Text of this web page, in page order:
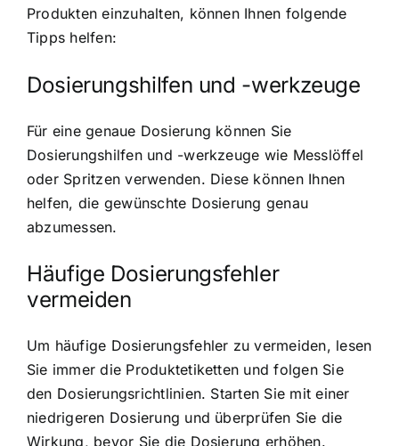
Produkten einzuhalten, können Ihnen folgende
Tipps helfen:
Dosierungshilfen und -werkzeuge
Für eine genaue Dosierung können Sie
Dosierungshilfen und -werkzeuge wie Messlöffel
oder Spritzen verwenden. Diese können Ihnen
helfen, die gewünschte Dosierung genau
abzumessen.
Häufige Dosierungsfehler
vermeiden
Um häufige Dosierungsfehler zu vermeiden, lesen
Sie immer die Produktetiketten und folgen Sie
den Dosierungsrichtlinien. Starten Sie mit einer
niedrigeren Dosierung und überprüfen Sie die
Wirkung, bevor Sie die Dosierung erhöhen.